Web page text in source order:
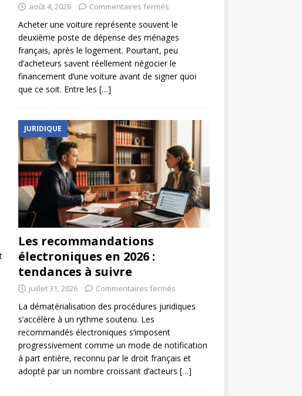
août 4, 2026 Commentaires fermés
Acheter une voiture représente souvent le
deuxième poste de dépense des ménages
français, après le logement. Pourtant, peu
d’acheteurs savent réellement négocier le
financement d’une voiture avant de signer quoi
que ce soit. Entre les […]
JURIDIQUE
Les recommandations
électroniques en 2026 :
tendances à suivre
juillet 31, 2026 Commentaires fermés
La dématérialisation des procédures juridiques
s’accélère à un rythme soutenu. Les
recommandés électroniques s’imposent
progressivement comme un mode de notification
à part entière, reconnu par le droit français et
adopté par un nombre croissant d’acteurs […]